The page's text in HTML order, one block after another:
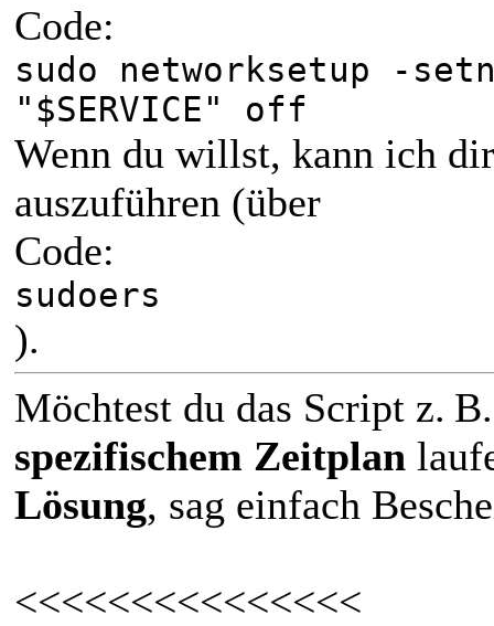
Code:
sudo networksetup -
"$SERVICE" off
Wenn du willst, kann ich
auszuführen (über
Code:
sudoers
).
Möchtest du das Script z.
spezifischem Zeitplan
Lösung, sag einfach
<<<<<<<<<<<<<<<